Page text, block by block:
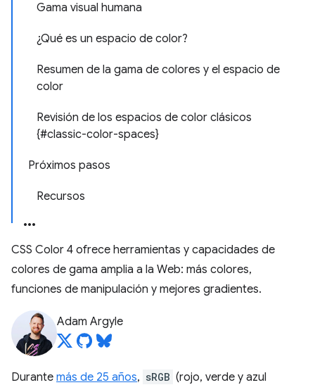
Gama visual humana
¿Qué es un espacio de color?
Resumen de la gama de colores y el espacio de
color
Revisión de los espacios de color clásicos
{#classic-color-spaces}
Próximos pasos
Recursos
CSS Color 4 ofrece herramientas y capacidades de
colores de gama amplia a la Web: más colores,
funciones de manipulación y mejores gradientes.
Adam Argyle
Durante más de 25 años, sRGB (rojo, verde y azul